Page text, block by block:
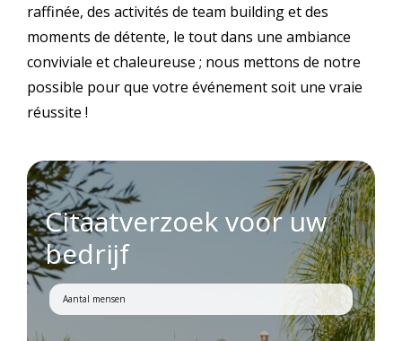
raffinée, des activités de team building et des
moments de détente, le tout dans une ambiance
conviviale et chaleureuse ; nous mettons de notre
possible pour que votre événement soit une vraie
réussite !
Citaatverzoek voor uw
bedrijf